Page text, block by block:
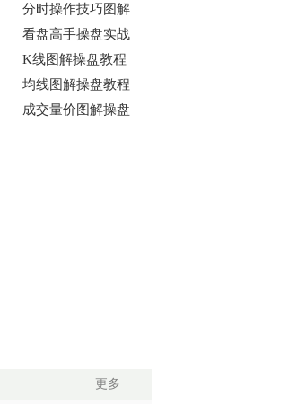
分时操作技巧图解
看盘高手操盘实战
K线图解操盘教程
均线图解操盘教程
成交量价图解操盘
更多